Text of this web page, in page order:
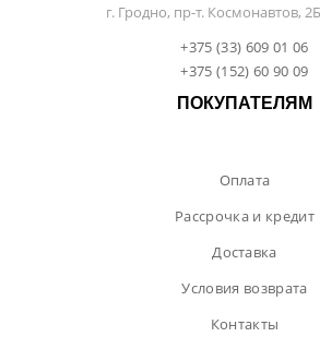
г. Гродно, пр-т. Космонавтов,
+375 (33) 609 01 06
+375 (152) 60 90 09
ПОКУПАТЕЛЯМ
Оплата
Рассрочка и кредит
Доставка
Условия возврата
Контакты